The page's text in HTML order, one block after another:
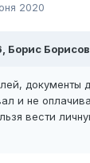
2020
Борис
документы
и не
вести